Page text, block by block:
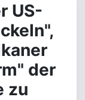
US-
der
zu